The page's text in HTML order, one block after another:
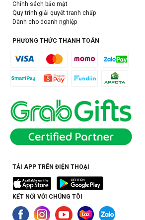
Chính sách bảo mật
Quy trình giải quyết tranh chấp
Dành cho doanh nghiệp
PHƯƠNG THỨC THANH TOÁN
TẢI APP TRÊN ĐIỆN THOẠI
KẾT NỐI VỚI CHÚNG TÔI